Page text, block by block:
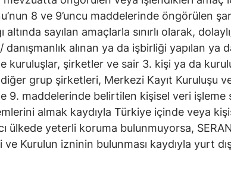
8 ve 9’uncu maddelerinde öngörülen
sayılan amaçlarla sınırlı olarak,
alınan ya da işbirliği yapılan
kuruluşlar, şirketler ve sair 3. kişi ya da
diğer grup şirketleri, Merkezi Kayıt
9. maddelerinde belirtilen kişisel veri
almak kaydıyla Türkiye içinde veya
ülkede yeterli koruma bulunmuyorsa,
Kurulun izninin bulunması kaydıyla yurt